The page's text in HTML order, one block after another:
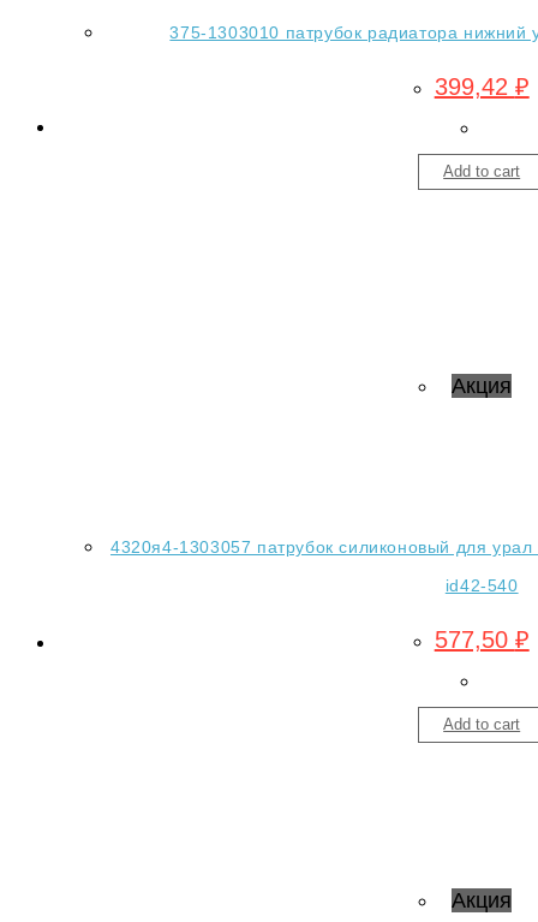
375-1303010 патрубок радиатора
399,42 ₽
Add to cart
Акция
4320я4-1303057 патрубок силиконовый для
id42-540
577,50 ₽
Add to cart
Акция